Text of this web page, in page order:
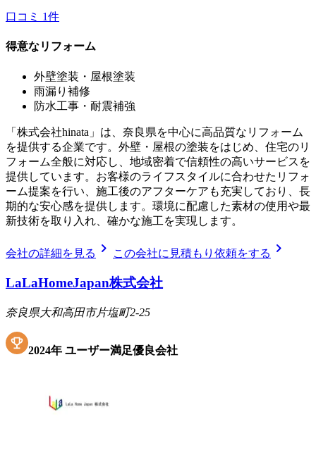
口コミ 1件
得意なリフォーム
外壁塗装・屋根塗装
雨漏り補修
防水工事・耐震補強
「株式会社hinata」は、奈良県を中心に高品質なリフォーム
を提供する企業です。外壁・屋根の塗装をはじめ、住宅のリ
フォーム全般に対応し、地域密着で信頼性の高いサービスを
提供しています。お客様のライフスタイルに合わせたリフォ
ーム提案を行い、施工後のアフターケアも充実しており、長
期的な安心感を提供します。環境に配慮した素材の使用や最
新技術を取り入れ、確かな施工を実現します。
会社の詳細を見る chevron_right この会社に見積もり依頼をする chevron_right
LaLaHomeJapan株式会社
奈良県大和高田市片塩町2-25
2024年 ユーザー満足優良会社